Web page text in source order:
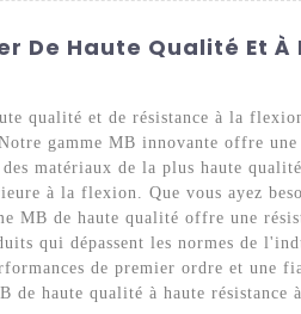
De Haute Qualité Et
qualité et de résistance à la
gamme MB innovante offre
matériaux de la plus haute
à la flexion. Que vous ayez
MB de haute qualité offre une
qui dépassent les normes de
de premier ordre et une
haute qualité à haute